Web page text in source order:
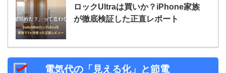
ロックUltraは買いか？iPhone家族
が徹底検証した正直レポート
電気代の「見える化」と節電